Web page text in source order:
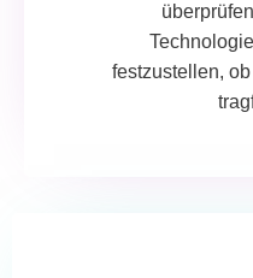
festzustellen,